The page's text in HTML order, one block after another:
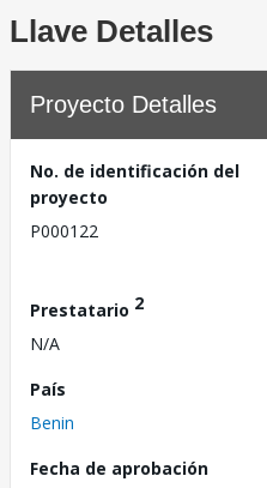
Llave Detalles
Proyecto Detalles
No. de identificación del
proyecto
P000122
Prestatario 2
N/A
País
Benin
Fecha de aprobación